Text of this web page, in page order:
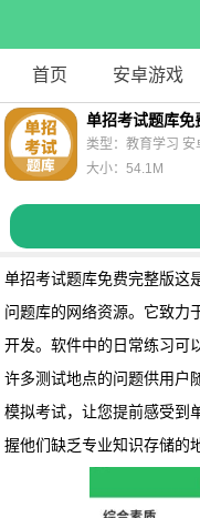
首页 安卓游戏
单招考试题库免
类型：教育学习 安
大小：54.1M
单招考试题库免费完整版这
问题库的网络资源。它致力
开发。软件中的日常练习可
许多测试地点的问题供用户
模拟考试，让您提前感受到
握他们缺乏专业知识存储的